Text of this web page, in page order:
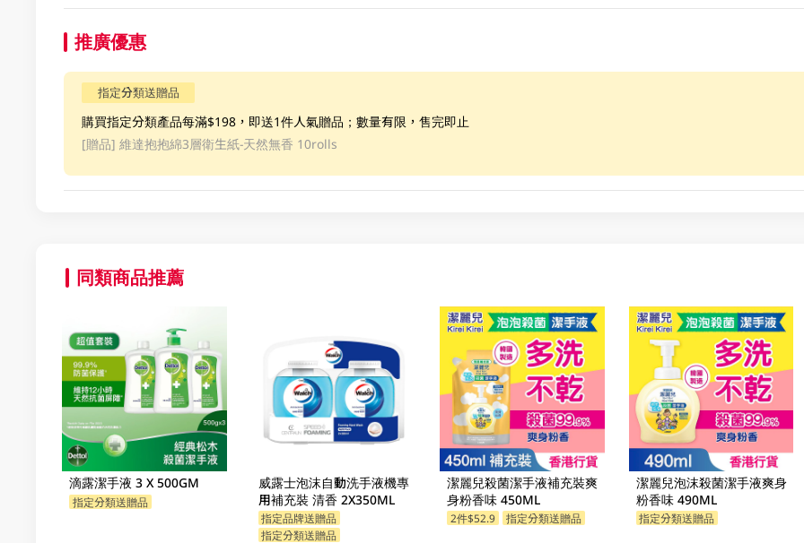
推廣優惠
指定分類送贈品
購買指定分類產品每滿$198，即送1件人氣贈品；數量有限，售完即止
[贈品] 維達抱抱綿3層衛生紙-天然無香 10rolls
同類商品推薦
滴露潔手液 3 X 500GM
指定分類送贈品
威露士泡沫自動洗手液機專
用補充裝 清香 2X350ML
指定品牌送贈品
指定分類送贈品
潔麗兒殺菌潔手液補充裝爽
身粉香味 450ML
2件$52.9 指定分類送贈品
潔麗兒泡沫殺菌潔手液爽身
粉香味 490ML
指定分類送贈品